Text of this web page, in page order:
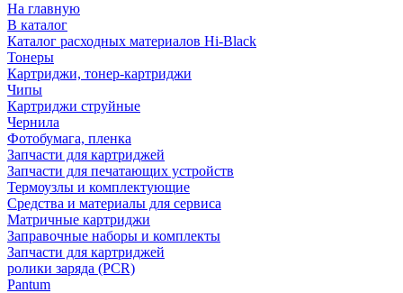
На главную
В каталог
Каталог расходных материалов Hi-Black
Тонеры
Картриджи, тонер-картриджи
Чипы
Картриджи струйные
Чернила
Фотобумага, пленка
Запчасти для картриджей
Запчасти для печатающих устройств
Термоузлы и комплектующие
Средства и материалы для сервиса
Матричные картриджи
Заправочные наборы и комплекты
Запчасти для картриджей
ролики заряда (PCR)
Pantum